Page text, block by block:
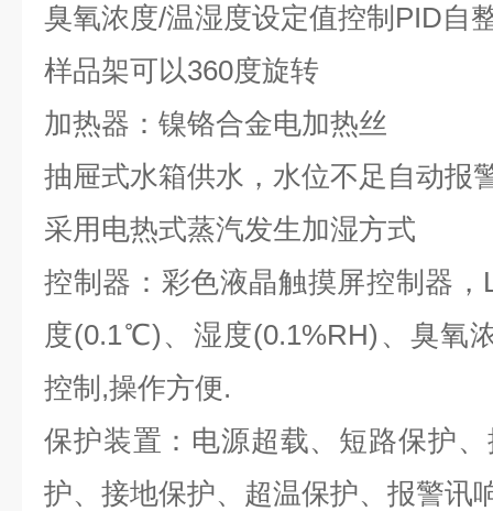
臭氧浓度/温湿度设定值控制PID自
样品架可以360度旋转
加热器：镍铬合金电加热丝
抽屉式水箱供水，水位不足自动报
采用电热式蒸汽发生加湿方式
控制器：彩色液晶触摸屏控制器
度(0.1℃)、湿度(0.1%RH)、臭氧
控制,操作方便.
保护装置：电源超载、短路保护
护、接地保护、超温保护、报警讯